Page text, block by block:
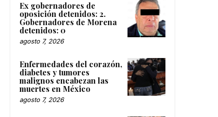
Ex gobernadores de
oposición detenidos: 2.
Gobernadores de Morena
detenidos: 0
agosto 7, 2026
Enfermedades del corazón,
diabetes y tumores
malignos encabezan las
muertes en México
agosto 7, 2026